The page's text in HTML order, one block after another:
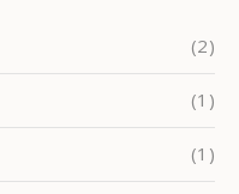
(2)
(1)
(1)